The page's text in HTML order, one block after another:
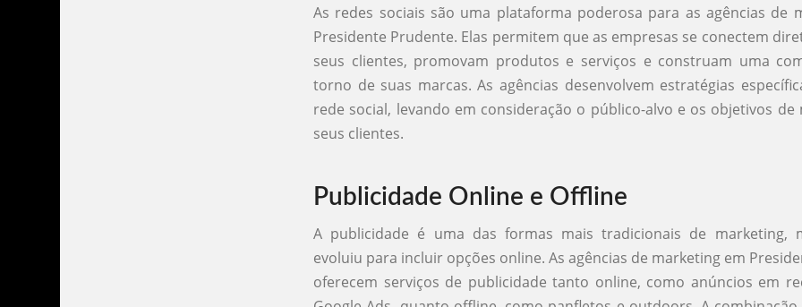
As redes sociais são uma plataforma poderosa para as agências de
Presidente Prudente. Elas permitem que as empresas se conectem
seus clientes, promovam produtos e serviços e construam uma
torno de suas marcas. As agências desenvolvem estratégias
rede social, levando em consideração o público-alvo e os objetivos de
seus clientes.
Publicidade Online e Offline
A publicidade é uma das formas mais tradicionais de marketing,
evoluiu para incluir opções online. As agências de marketing em
oferecem serviços de publicidade tanto online, como anúncios em